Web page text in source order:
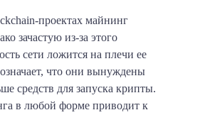
проектах майнинг
зачастую из-за этого
сети ложится на плечи ее
что они вынуждены
средств для запуска крипты.
в любой форме приводит к